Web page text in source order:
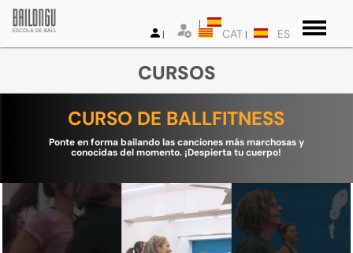
CAT ES
CURSOS
CURSO DE BALLFITNESS
Ponte en forma bailando las canciones más marchosas y
conocidas del momento. ¡Despierta tu cuerpo!